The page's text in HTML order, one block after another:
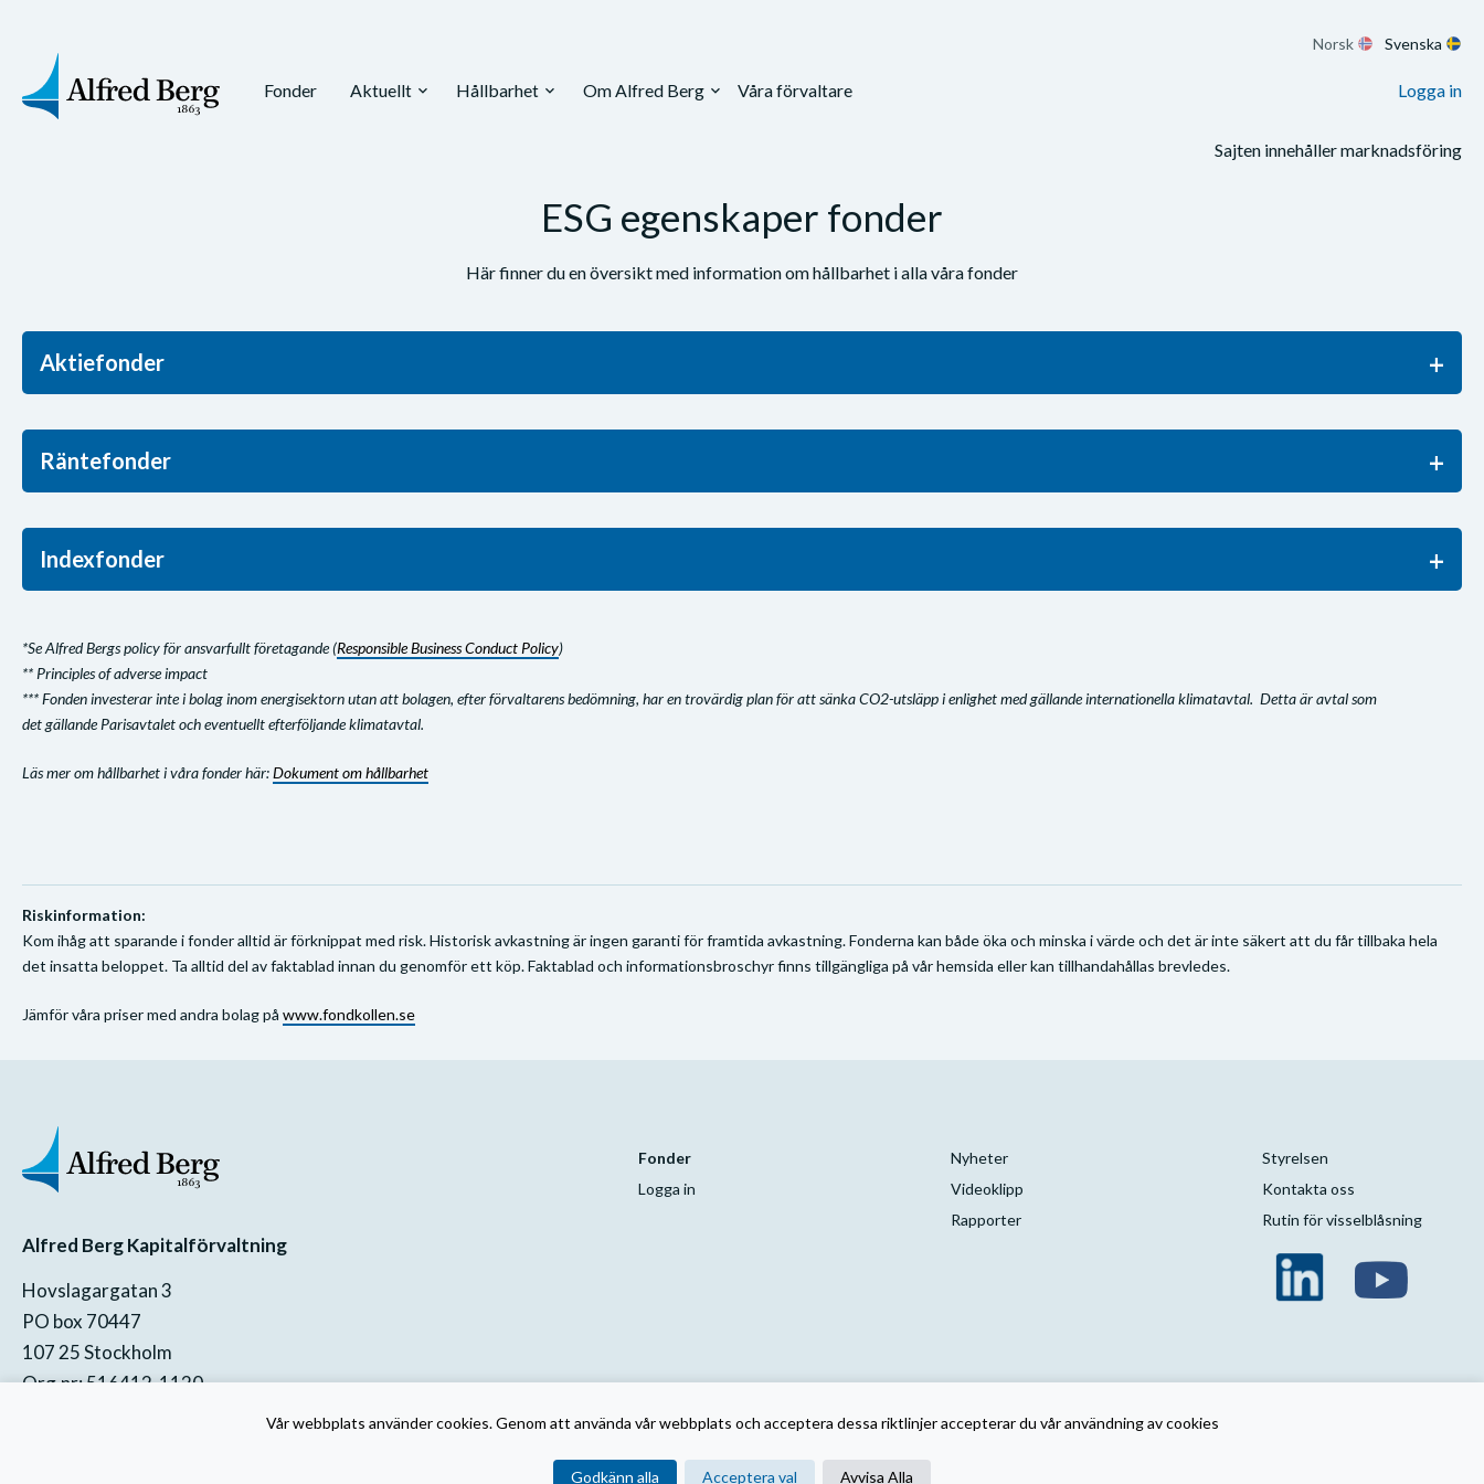
Norsk Svenska
Fonder Aktuellt expand_more Hållbarhet expand_more Om Alfred Berg expand_more Våra förvaltare Logga in
Sajten innehåller marknadsföring
ESG egenskaper fonder
Här finner du en översikt med information om hållbarhet i alla våra fonder
Aktiefonder
Räntefonder
Indexfonder
*Se Alfred Bergs policy för ansvarfullt företagande (Responsible Business Conduct Policy)
** Principles of adverse impact
*** Fonden investerar inte i bolag inom energisektorn utan att bolagen, efter förvaltarens bedömning, har en trovärdig plan för att sänka CO2-utsläpp i enlighet med gällande internationella klimatavtal. Detta är avtal som
det gällande Parisavtalet och eventuellt efterföljande klimatavtal.
Läs mer om hållbarhet i våra fonder här:Dokument om hållbarhet
Riskinformation:
Kom ihåg att sparande i fonder alltid är förknippat med risk. Historisk avkastning är ingen garanti för framtida avkastning. Fonderna kan både öka och minska i värde och det är inte säkert att du får tillbaka hela
det insatta beloppet. Ta alltid del av faktablad innan du genomför ett köp. Faktablad och informationsbroschyr finns tillgängliga på vår hemsida eller kan tillhandahållas brevledes.
Jämför våra priser med andra bolag på www.fondkollen.se
Alfred Berg Kapitalförvaltning
Hovslagargatan 3
PO box 70447
107 25 Stockholm
Org.nr: 516412-1120
Fonder
Logga in
Nyheter
Videoklipp
Rapporter
Styrelsen
Kontakta oss
Rutin för visselblåsning
Vår webbplats använder cookies. Genom att använda vår webbplats och acceptera dessa riktlinjer accepterar du vår användning av cookies
Godkänn alla Acceptera val Avvisa Alla